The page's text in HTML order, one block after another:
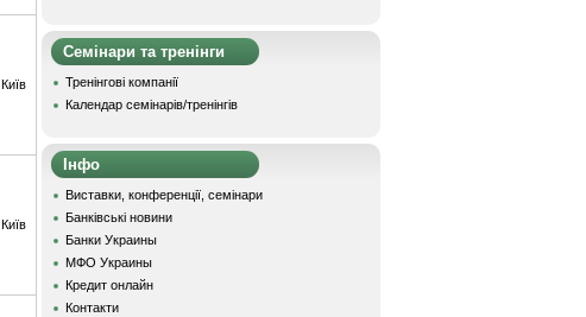
Київ
Київ
Семінари та тренінги
Тренінгові компанії
Календар семінарів/тренінгів
Інфо
Виставки, конференції, семінари
Банківські новини
Банки Украины
МФО Украины
Кредит онлайн
Контакти